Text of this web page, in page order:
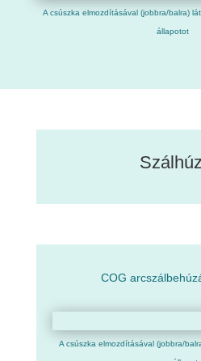
A csúszka elmozdításával (jobbra/balra)
állapotot
COG
A csúszka elmozdításával (jobbra/